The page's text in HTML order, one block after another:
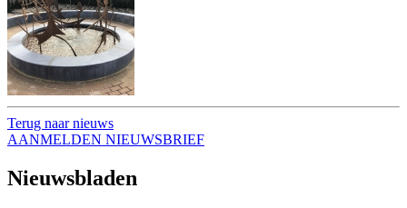
Terug naar nieuws
AANMELDEN NIEUWSBRIEF
Nieuwsbladen